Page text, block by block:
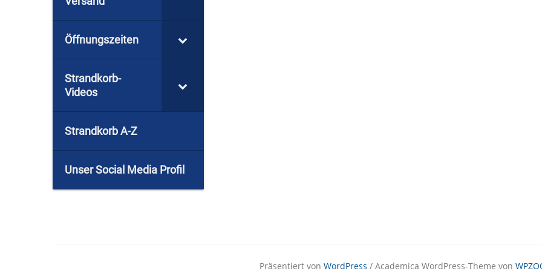
Öffnungszeiten
Strandkorb-
Videos
Strandkorb A-Z
Unser Social Media Profil
Präsentiert von WordPress / Academica WordPress-Theme von